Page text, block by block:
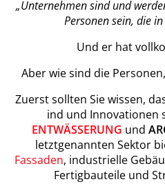
„Unternehmen sind und
Personen sein, die
Und er hat
Aber wie sind die
Zuerst sollten Sie wissen,
ind und Innovationen
ENTWÄSSERUNG und
letztgenannten Sektor
Fassaden, industrielle
Fertigbauteile und